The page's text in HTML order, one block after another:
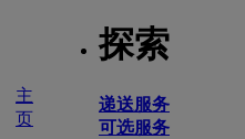
主
页
探索
递送服务
可选服务